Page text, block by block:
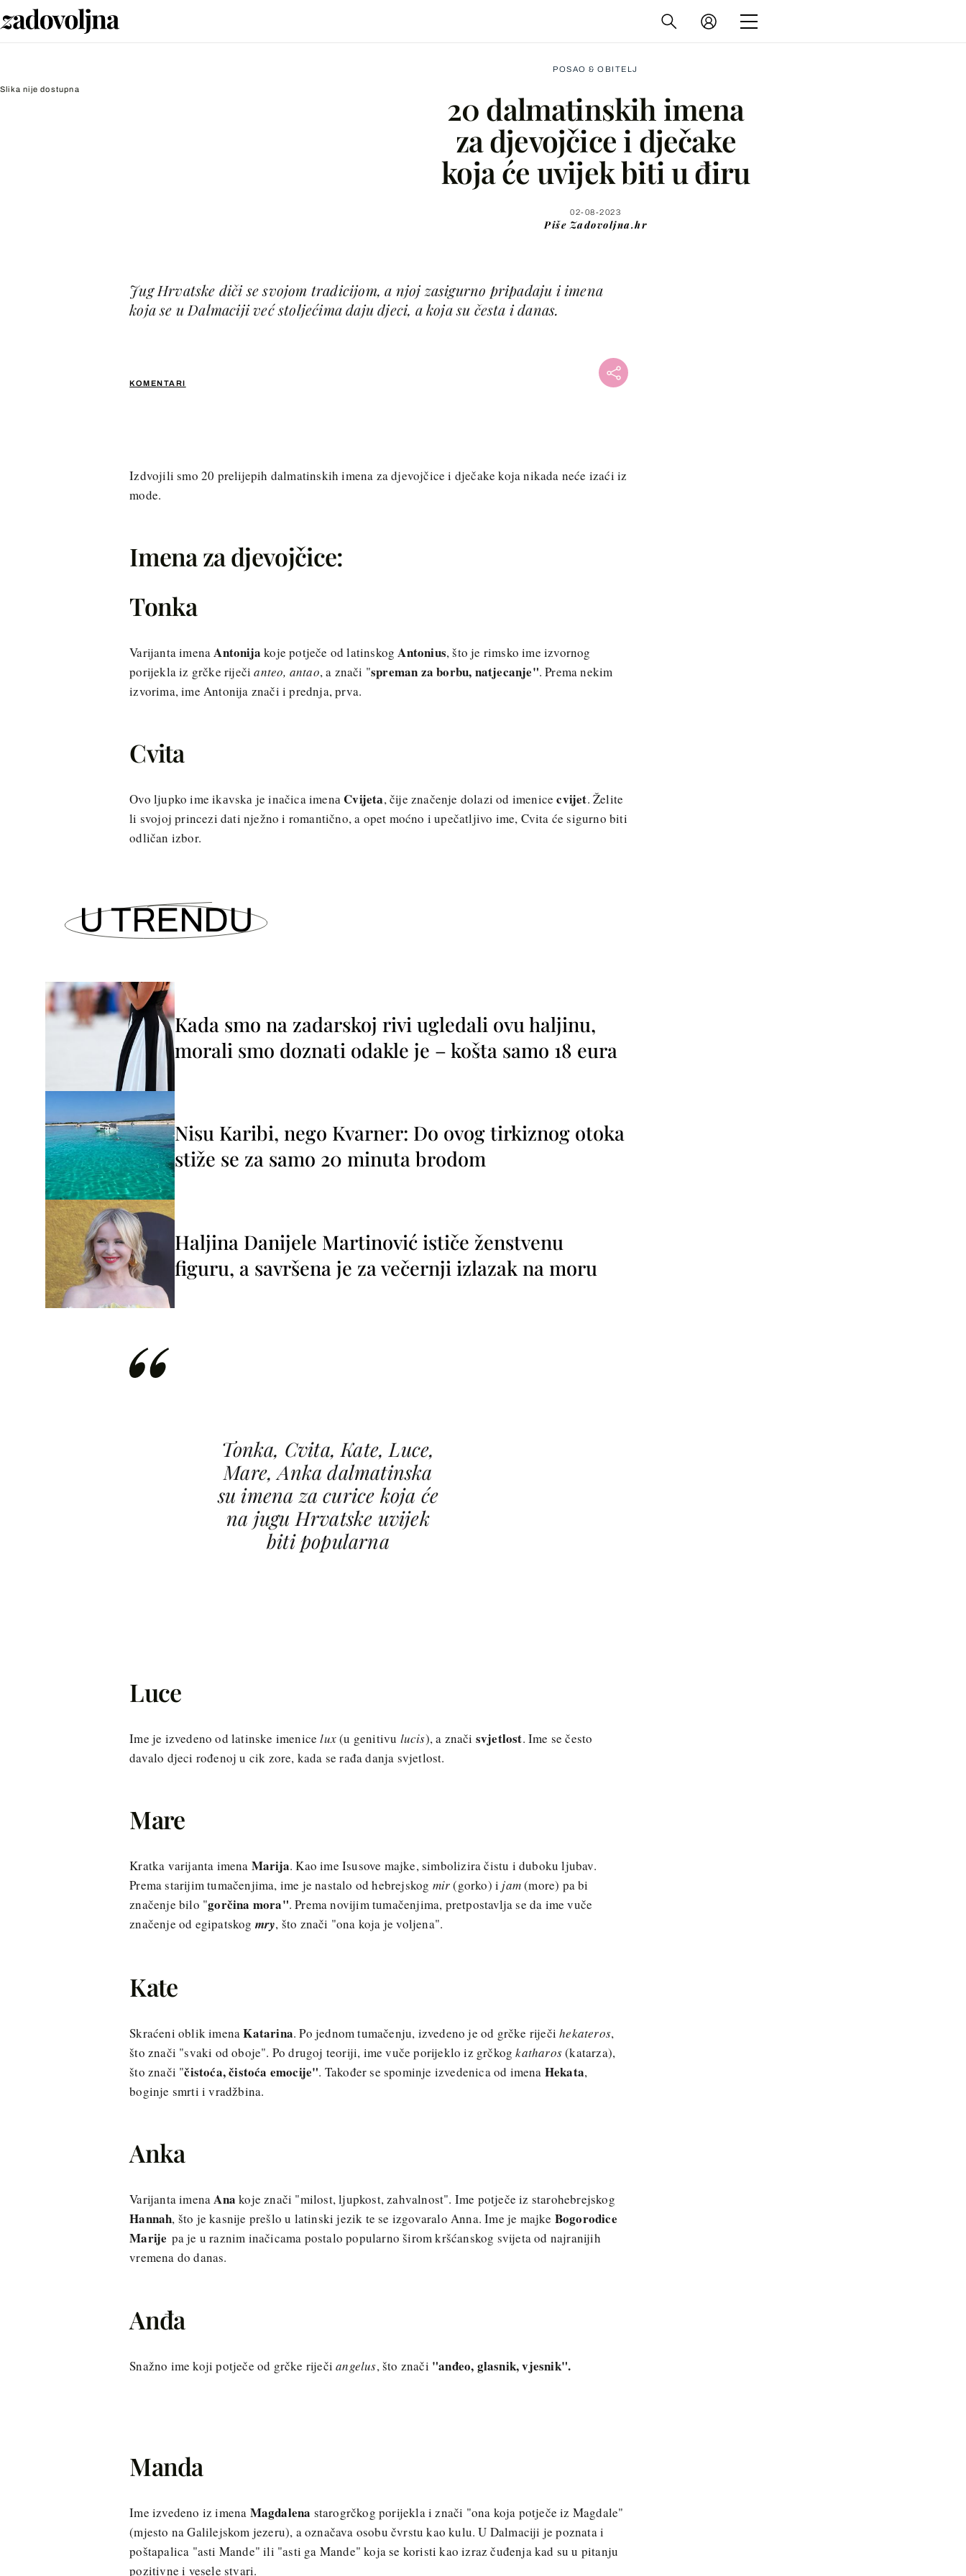
Slika nije dostupna
POSAO & OBITELJ
20 dalmatinskih imena
za djevojčice i dječake
koja će uvijek biti u điru
02-08-2023
Piše Zadovoljna.hr
KOMENTARI
Jug Hrvatske diči se svojom tradicijom, a njoj zasigurno pripadaju i imena
koja se u Dalmaciji već stoljećima daju djeci, a koja su česta i danas.
Facebook
Viber
Izdvojili smo 20 prelijepih dalmatinskih imena za djevojčice i dječake koja nikada neće izaći iz
mode.
Imena za djevojčice:
Tonka
Varijanta imenaAntonija koje potječe od latinskogAntonius, što je rimsko ime izvornog
porijekla iz grčke riječianteo, antao, a znači "spreman za borbu, natjecanje". Prema nekim
izvorima, ime Antonija znači i prednja, prva.
Cvita
Ovo ljupko ime ikаvskа je inačica imenа Cvijetа, čije značenje dolazi od imenicecvijet. Želite
li svojoj princezi dati nježno i romantično, a opet moćno i upečatljivo ime, Cvita će sigurno biti
odličan izbor.
U TRENDU
Kada smo na zadarskoj rivi ugledali ovu haljinu,
morali smo doznati odakle je – košta samo 18 eura
Nisu Karibi, nego Kvarner: Do ovog tirkiznog otoka
stiže se za samo 20 minuta brodom
Haljina Danijele Martinović ističe ženstvenu
figuru, a savršena je za večernji izlazak na moru
Tonka, Cvita, Kate, Luce,
Mare, Anka dalmatinska
su imena za curice koja će
na jugu Hrvatske uvijek
biti popularna
Luce
Ime je izvedeno od latinske imenicelux(u genitivu lucis), a znači svjetlost. Ime se često
davalo djeci rođenoj u cik zore, kada se rađa danja svjetlost.
Mare
Kratka varijanta imena Marija. Kao ime Isusove majke, simbolizira čistu i duboku ljubav.
Prema starijim tumačenjima, ime je nastalo od hebrejskog mir(gorko) i jam(more) pa bi
značenje bilo "gorčina mora". Prema novijim tumačenjima, pretpostavlja se da ime vuče
značenje od egipatskogmry, što znači "ona koja je voljena".
Kate
Skraćeni oblik imenaKatarina. Po jednom tumačenju, izvedeno je od grčke riječihekateros,
što znači "svaki od oboje". Po drugoj teoriji, ime vuče porijeklo iz grčkogkatharos(katarza),
što znači "čistoća, čistoća emocije". Također se spominje izvedenica od imena Hekata,
boginje smrti i vradžbina.
Anka
Varijanta imenaAna koje znači "milost, ljupkost, zahvalnost". Ime potječe iz starohebrejskog
Hannah, što je kasnije prešlo u latinski jezik te se izgovaralo Anna. Ime je majke Bogorodice
Marije pa je u raznim inačicama postalo popularno širom kršćanskog svijeta od najranijih
vremena do danas.
Anđa
Snažno ime koji potječe od grčke riječiangelus, što znači "anđeo, glasnik, vjesnik".
Manda
Ime izvedeno iz imena Magdalena starogrčkog porijekla i znači "ona koja potječe iz Magdale"
(mjesto na Galilejskom jezeru), a označava osobu čvrstu kao kulu. U Dalmaciji je poznata i
poštapalica "asti Mande" ili "asti ga Mande" koja se koristi kao izraz čuđenja kad su u pitanju
pozitivne i vesele stvari.